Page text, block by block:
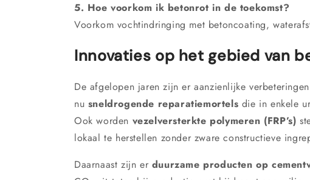
5. Hoe voorkom ik betonrot in de toekomst?
Voorkom vochtindringing met betoncoating,
Innovaties op het gebied van
De afgelopen jaren zijn er aanzienlijke
nu sneldrogende reparatiemortels die in enkele
Ook worden vezelversterkte polymeren (FRP’s)
lokaal te herstellen zonder zware constructieve
Daarnaast zijn er duurzame producten op